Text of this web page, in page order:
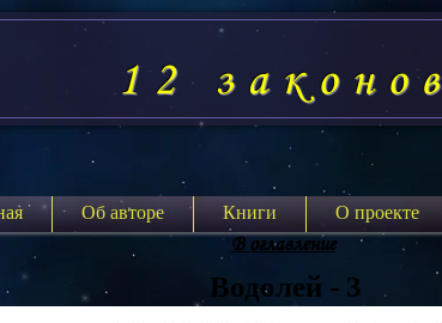
12 законов
Об авторе Книги О проекте
В оглавление
Водолей - 3